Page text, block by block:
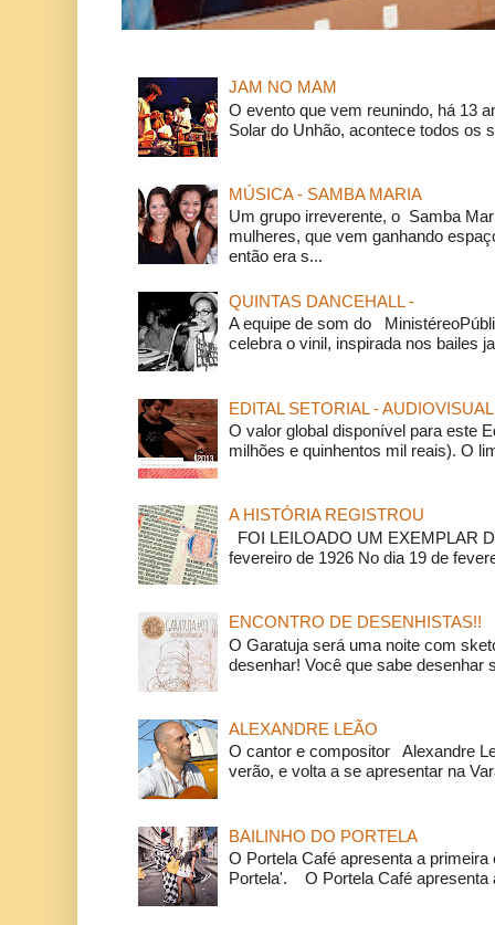
JAM NO MAM
O evento que vem reunindo, há 13
Solar do Unhão, acontece todos os
MÚSICA - SAMBA MARIA
Um grupo irreverente, o Samba
mulheres, que vem ganhando
então era s...
QUINTAS DANCEHALL -
A equipe de som do
celebra o vinil, inspirada nos bailes
EDITAL SETORIAL - AUDIOVISUAL
O valor global disponível para este
milhões e quinhentos mil reais). O
A HISTÓRIA REGISTROU
FOI LEILOADO UM EXEMPLAR
fevereiro de 1926 No dia 19 de
ENCONTRO DE DESENHISTAS!!
O Garatuja será uma noite com
desenhar! Você que sabe desenhar
ALEXANDRE LEÃO
O cantor e compositor Alexandre
verão, e volta a se apresentar na
BAILINHO DO PORTELA
O Portela Café apresenta a
Portela'. O Portela Café apresenta